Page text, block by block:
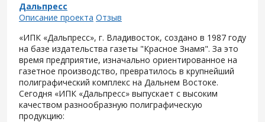
Дальпресс
Описание проекта Отзыв
«ИПК «Дальпресс», г. Владивосток, создано в 1987 году
на базе издательства газеты "Красное Знамя". За это
время предприятие, изначально ориентированное на
газетное производство, превратилось в крупнейший
полиграфический комплекс на Дальнем Востоке.
Сегодня «ИПК «Дальпресс» выпускает с высоким
качеством разнообразную полиграфическую
продукцию: